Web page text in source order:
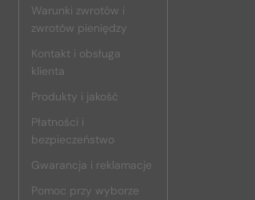
Warunki zwrotów i
zwrotów pieniędzy
Kontakt i obsługa
klienta
Produkty i jakość
Płatności i
bezpieczeństwo
Gwarancja i reklamacje
Pomoc przy wyborze